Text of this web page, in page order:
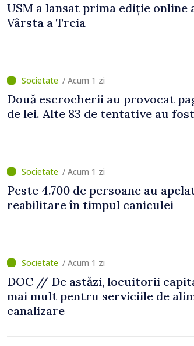
USM a lansat prima ediție online
Vârsta a Treia
/ Acum 1 zi
Două escrocherii au provocat
de lei. Alte 83 de tentative au
/ Acum 1 zi
Peste 4.700 de persoane au
reabilitare în timpul caniculei
/ Acum 1 zi
DOC // De astăzi, locuitorii
mai mult pentru serviciile de
canalizare